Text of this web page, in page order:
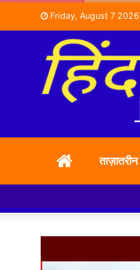
Friday, August 7 2026
HOMEताज़ातरीन